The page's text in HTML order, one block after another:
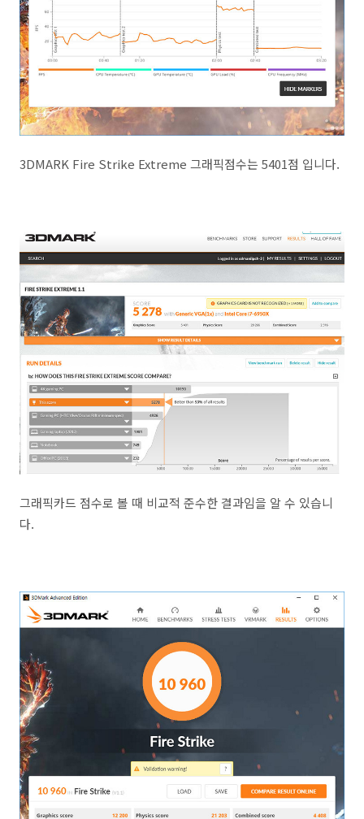
3DMARK Fire Strike Extreme 그래픽점수는 5401점 입니다.
그래픽카드 점수로 볼 때 비교적 준수한 결과임을 알 수 있습니
다.